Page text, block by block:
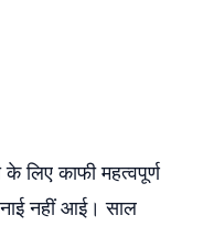
लिए काफी महत्वपूर्ण
नहीं आई। साल